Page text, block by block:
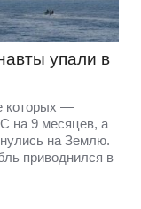
упали в
которых —
на 9 месяцев, а
на Землю.
приводнился в